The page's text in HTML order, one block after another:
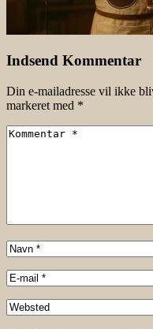
Indsend Kommentar
Din e-mailadresse vil ikke
markeret med *